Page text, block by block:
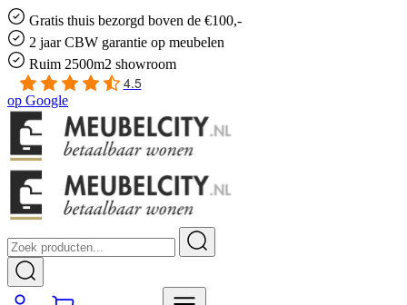
Gratis thuis bezorgd boven de €100,-
2 jaar CBW garantie op meubelen
Ruim 2500m2 showroom
4.5
op Google